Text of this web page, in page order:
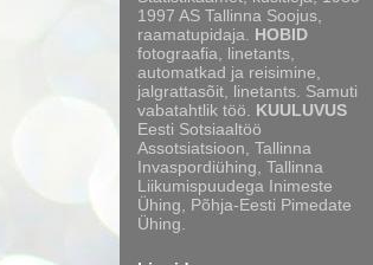
1997 AS Tallinna Soojus,
raamatupidaja. HOBID
fotograafia, linetants,
automatkad ja reisimine,
jalgrattasõit, linetants. Samuti
vabatahtlik töö. KUULUVUS
Eesti Sotsiaaltöö
Assotsiatsioon, Tallinna
Invaspordiühing, Tallinna
Liikumispuudega Inimeste
Ühing, Põhja-Eesti Pimedate
Ühing.